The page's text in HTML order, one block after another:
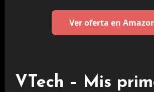
Ver oferta en
VTech – Mis